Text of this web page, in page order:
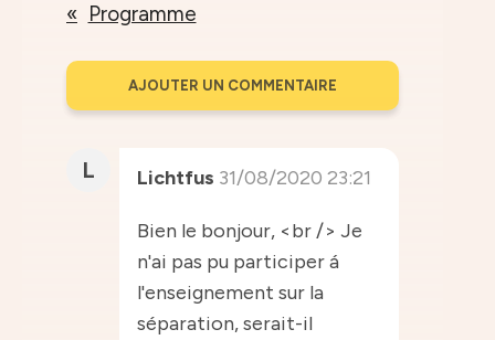
Programme
AJOUTER UN COMMENTAIRE
L Lichtfus 31/08/2020 23:21
Bien le bonjour, <br /> Je
n'ai pas pu participer á
l'enseignement sur la
séparation, serait-il